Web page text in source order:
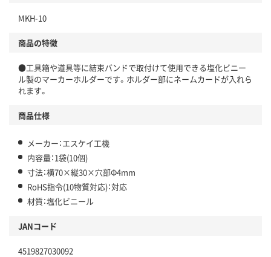
MKH-10
商品の特徴
●工具箱や道具等に結束バンドで取付けて使用できる塩化ビニー
ル製のマーカーホルダーです。ホルダー部にネームカードが入れら
れます。
商品仕様
メーカー：エスケイ工機
内容量：1袋(10個)
寸法：横70×縦30×穴部Φ4mm
RoHS指令(10物質対応)：対応
材質：塩化ビニール
JANコード
4519827030092